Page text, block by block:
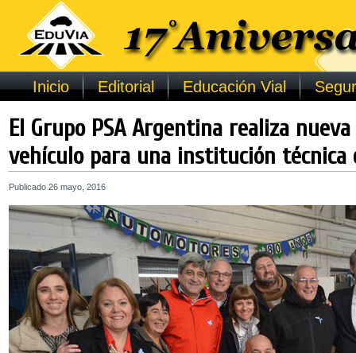
Inicio Editorial Educación Vial
El Grupo PSA Argentina realiza
vehículo para una institución técnica
Publicado 26 mayo, 2016